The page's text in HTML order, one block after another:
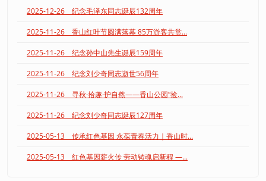
2025-12-26 纪念毛泽东同志诞辰132周年
2025-11-26 香山红叶节圆满落幕 85万游客共赏...
2025-11-26 纪念孙中山先生诞辰159周年
2025-11-26 纪念刘少奇同志逝世56周年
2025-11-26 寻秋·拾趣·护自然——香山公园“捡...
2025-11-26 纪念刘少奇同志诞辰127周年
2025-05-13 传承红色基因 永葆青春活力｜香山时...
2025-05-13 红色基因薪火传 劳动铸魂启新程 —...